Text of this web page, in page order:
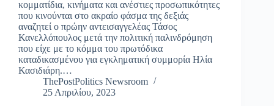
κομματίδια, κινήματα και ανέστιες προσωπικότητες
που κινούνται στο ακραίο φάσμα της δεξιάς
αναζητεί ο πρώην αντεισαγγελέας Τάσος
Κανελλόπουλος μετά την πολιτική παλινδρόμηση
που είχε με το κόμμα του πρωτόδικα
καταδικασμένου για εγκληματική συμμορία Ηλία
Κασιδιάρη.…
ThePostPolitics Newsroom
25 Απριλίου, 2023